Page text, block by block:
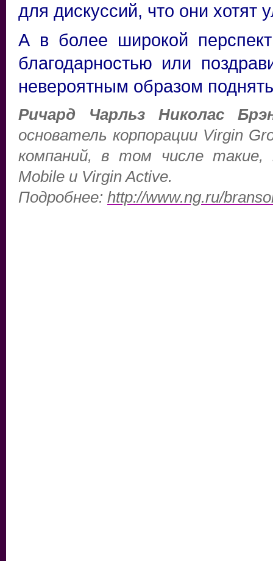
для дискуссий, что они хотят
А в более широкой
благодарностью или
невероятным образом
Ричард Чарльз Николас
основатель корпорации Virgin
компаний, в том числе такие,
Mobile и Virgin Active.
Подробнее: http://www.ng.ru/